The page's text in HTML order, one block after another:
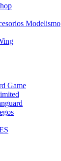
Modelismo
Game